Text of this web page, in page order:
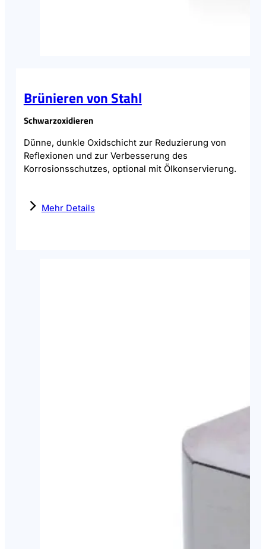
Brünieren von Stahl
Schwarzoxidieren
Dünne, dunkle Oxidschicht zur Reduzierung von
Reflexionen und zur Verbesserung des
Korrosionsschutzes, optional mit Ölkonservierung.
Mehr Details